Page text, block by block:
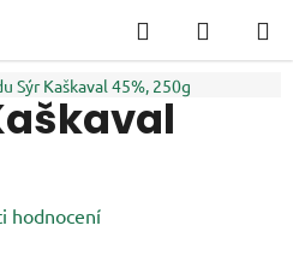
Hledat
KOŠÍK
Sýr Kaškaval 45%, 250g
hodnocení